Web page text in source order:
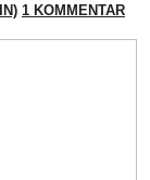
1 KOMMENTAR